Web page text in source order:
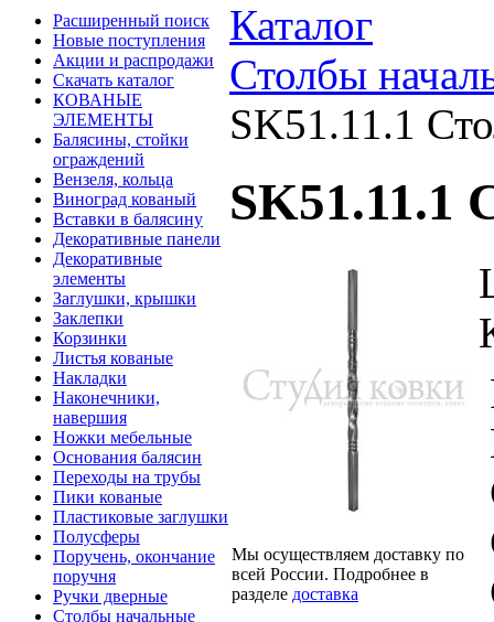
Расширенный поиск
Новые поступления
Акции и распродажи
Скачать каталог
КОВАНЫЕ
ЭЛЕМЕНТЫ
Балясины, стойки
ограждений
Вензеля, кольца
Виноград кованый
Вставки в балясину
Декоративные панели
Декоративные
элементы
Заглушки, крышки
Заклепки
Корзинки
Листья кованые
Накладки
Наконечники,
навершия
Ножки мебельные
Основания балясин
Переходы на трубы
Пики кованые
Пластиковые заглушки
Полусферы
Поручень, окончание
поручня
Ручки дверные
Столбы начальные
Каталог
Столбы
SK51.11.1
SK51.11.1
Мы осуществляем доставку по
всей России. Подробнее в
разделе доставка